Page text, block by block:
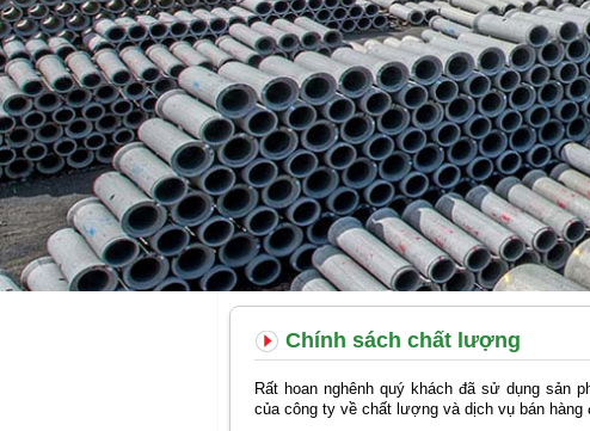
Chính sách chất lượng
Rất hoan nghênh quý khách đã sử dụng sản
của công ty về chất lượng và dịch vụ bán hàng